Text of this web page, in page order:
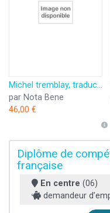
Michel tremblay, traducteur et adaptateur
par Nota Bene
46,00 €
Diplôme de
française
En centre (06)
demandeur